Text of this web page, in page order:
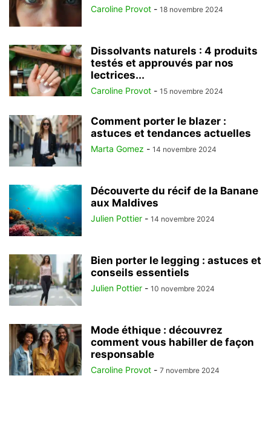
Caroline Provot - 18 novembre 2024
Dissolvants naturels : 4 produits
testés et approuvés par nos
lectrices...
Caroline Provot - 15 novembre 2024
Comment porter le blazer :
astuces et tendances actuelles
Marta Gomez - 14 novembre 2024
Découverte du récif de la Banane
aux Maldives
Julien Pottier - 14 novembre 2024
Bien porter le legging : astuces et
conseils essentiels
Julien Pottier - 10 novembre 2024
Mode éthique : découvrez
comment vous habiller de façon
responsable
Caroline Provot - 7 novembre 2024